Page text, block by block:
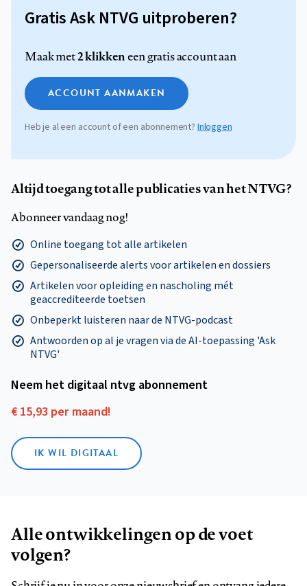
Gratis Ask NTVG uitproberen?
Maak met2 klikkeneen gratis account aan
ACCOUNT AANMAKEN
Heb je al een account of een abonnement?Inloggen
Altijd toegang tot alle publicaties van het NTVG?
Abonneer vandaag nog!
Online toegang tot alle artikelen
Gepersonaliseerde alerts voor artikelen en dossiers
Artikelen voor opleiding en nascholing mét
geaccrediteerde toetsen
Onbeperkt luisteren naar de NTVG-podcast
Antwoorden op al je vragen via de AI-toepassing 'Ask
NTVG'
Neem het digitaal ntvg abonnement
€ 15,93 per maand!
IK WIL DIGITAAL
Alle ontwikkelingen op de voet
volgen?